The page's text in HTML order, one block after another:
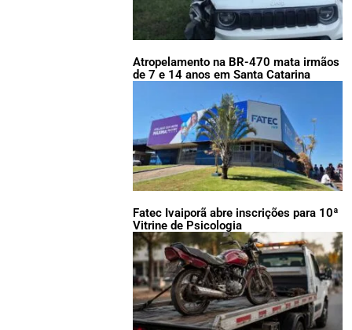
Atropelamento na BR-470 mata irmãos
de 7 e 14 anos em Santa Catarina
Fatec Ivaiporã abre inscrições para 10ª
Vitrine de Psicologia